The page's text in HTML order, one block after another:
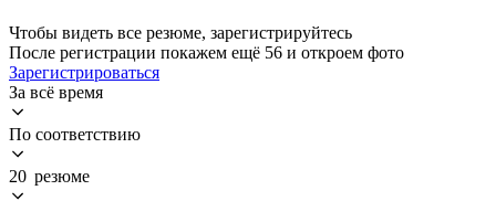
Чтобы видеть все резюме, зарегистрируйтесь
После регистрации покажем ещё 56 и откроем фото
Зарегистрироваться
За всё время
По соответствию
20 резюме